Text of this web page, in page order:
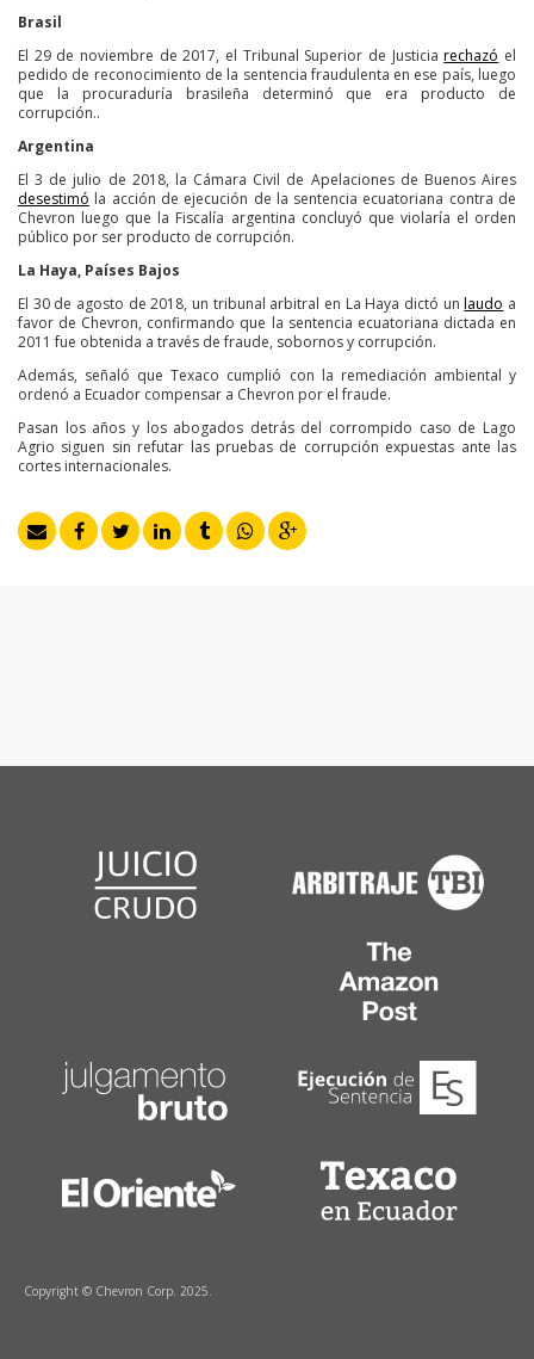
Brasil
El 29 de noviembre de 2017, el Tribunal Superior de Justiciarechazó el
pedido de reconocimiento de la sentencia fraudulenta en ese país, luego
que la procuraduría brasileña determinó que era producto de
corrupción..
Argentina
El 3 de julio de 2018, la Cámara Civil de Apelaciones de Buenos Aires
desestimó la acción de ejecución de la sentencia ecuatoriana contra de
Chevron luego que la Fiscalía argentina concluyó que violaría el orden
público por ser producto de corrupción.
La Haya, Países Bajos
El 30 de agosto de 2018, un tribunal arbitral en La Haya dictó unlaudo a
favor de Chevron, confirmando que la sentencia ecuatoriana dictada en
2011 fue obtenida a través de fraude, sobornos y corrupción.
Además, señaló que Texaco cumplió con la remediación ambiental y
ordenó a Ecuador compensar a Chevron por el fraude.
Pasan los años y los abogados detrás del corrompido caso de Lago
Agrio siguen sin refutar las pruebas de corrupción expuestas ante las
cortes internacionales.
Copyright © Chevron Corp. 2025.